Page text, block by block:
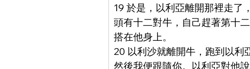
19 於是，以利亞離開那裡走了
頭有十二對牛，自己趕著第十
搭在他身上。
20 以利沙就離開牛，跑到以利
然後我便跟隨你。以利亞對他